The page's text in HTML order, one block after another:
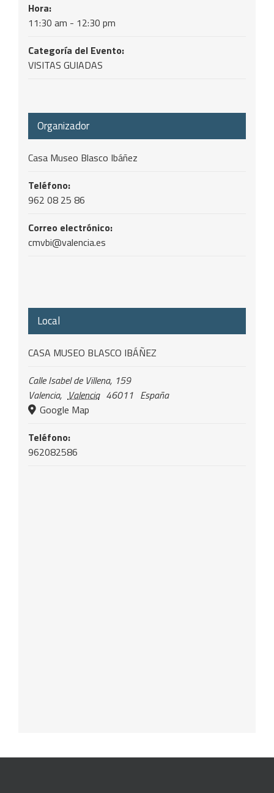
Hora:
11:30 am - 12:30 pm
Categoría del Evento:
VISITAS GUIADAS
Organizador
Casa Museo Blasco Ibáñez
Teléfono:
962 08 25 86
Correo electrónico:
cmvbi@valencia.es
Local
CASA MUSEO BLASCO IBÁÑEZ
Calle Isabel de Villena, 159
Valencia, Valencia 46011 España
Google Map
Teléfono:
962082586